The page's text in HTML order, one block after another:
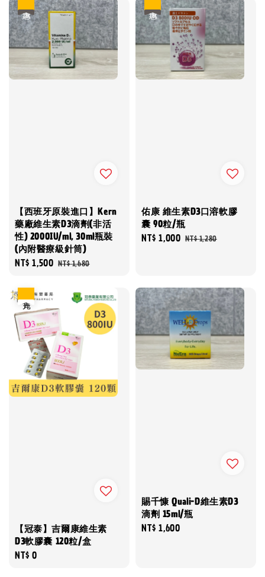
【西班牙原裝進口】Kern
藥廠維生素D3滴劑(非活
性) 2000IU/ml, 30ml瓶裝
(內附醫療級針筒)
Sale
NT$ 1,500 Regular
NT$ 1,680
佑康 維生素D3口溶軟膠
囊 90粒/瓶
Sale
NT$ 1,000 Regular
NT$ 1,280
【冠泰】吉爾康維生素
D3軟膠囊 120粒/盒
Regular
NT$ 0
賜千慷 Quali-D維生素D3
滴劑 15ml/瓶
Regular
NT$ 1,600